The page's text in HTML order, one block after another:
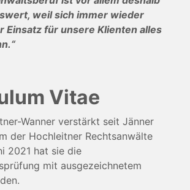
weil sich immer wieder
Einsatz für unsere Klienten alles
Vitae
Wanner verstärkt seit Jänner
der Hochleitner Rechtsanwälte
2021 hat sie die
mit ausgezeichnetem